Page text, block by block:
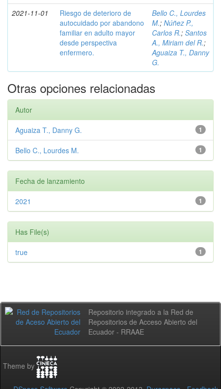
2021-11-01
Riesgo de deterioro de
autocuidado por abandono
familiar en adulto mayor
desde perspectiva
enfermero.
Bello C., Lourdes
M.; Núñez P.,
Carlos R.; Santos
A., Miriam del R.;
Aguaiza T., Danny
G.
Otras opciones relacionadas
Autor
1
Aguaiza T., Danny G.
1
Bello C., Lourdes M.
Fecha de lanzamiento
1
2021
Has File(s)
1
true
Repositorio integrado a la Red de
Repositorios de Acceso Abierto del
Ecuador - RRAAE
Theme by